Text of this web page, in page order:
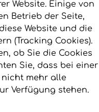
Website. Einige von
Betrieb der Seite,
Website und die
(Tracking Cookies).
ob Sie die Cookies
Sie, dass bei einer
mehr alle
Verfügung stehen.